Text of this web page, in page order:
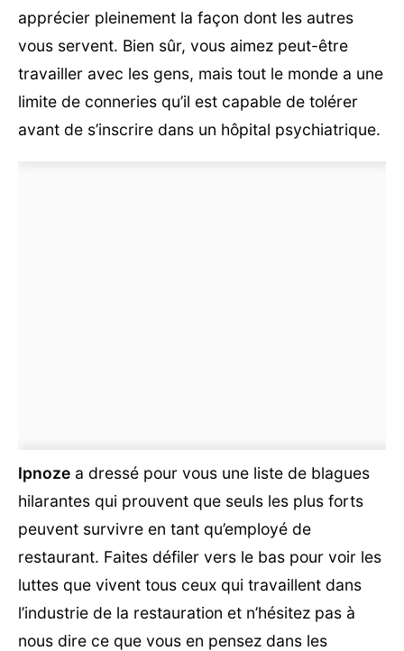
apprécier pleinement la façon dont les autres
vous servent. Bien sûr, vous aimez peut-être
travailler avec les gens, mais tout le monde a une
limite de conneries qu’il est capable de tolérer
avant de s’inscrire dans un hôpital psychiatrique.
Ipnoze a dressé pour vous une liste de blagues
hilarantes qui prouvent que seuls les plus forts
peuvent survivre en tant qu’employé de
restaurant. Faites défiler vers le bas pour voir les
luttes que vivent tous ceux qui travaillent dans
l’industrie de la restauration et n’hésitez pas à
nous dire ce que vous en pensez dans les